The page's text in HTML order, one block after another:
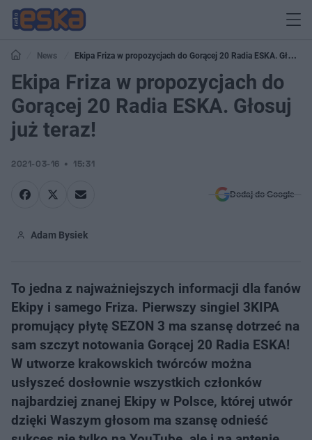
News
Ekipa Friza w propozycjach do Gorącej 20 Radia ESKA. Głosuj
już teraz!
Ekipa Friza w propozycjach do
Gorącej 20 Radia ESKA. Głosuj
już teraz!
2021-03-16 15:31
Dodaj do Google
Adam Bysiek
To jedna z najważniejszych informacji dla fanów
Ekipy i samego Friza. Pierwszy singiel 3KIPA
promujący płytę SEZON 3 ma szansę dotrzeć na
sam szczyt notowania Gorącej 20 Radia ESKA!
W utworze krakowskich twórców można
usłyszeć dosłownie wszystkich członków
najbardziej znanej Ekipy w Polsce, której utwór
dzięki Waszym głosom ma szansę odnieść